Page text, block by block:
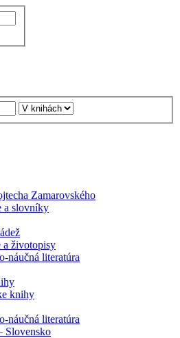
Zamarovského
a slovníky
a životopisy
náučná literatúra
knihy
náučná literatúra
Slovensko